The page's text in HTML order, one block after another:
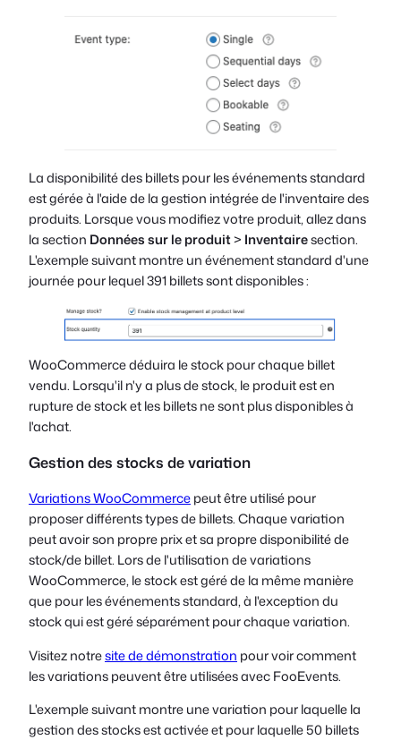
La disponibilité des billets pour les événements standard
est gérée à l'aide de la gestion intégrée de l'inventaire des
produits. Lorsque vous modifiez votre produit, allez dans
la section Données sur le produit> Inventairesection.
L'exemple suivant montre un événement standard d'une
journée pour lequel 391 billets sont disponibles :
WooCommerce déduira le stock pour chaque billet
vendu. Lorsqu'il n'y a plus de stock, le produit est en
rupture de stock et les billets ne sont plus disponibles à
l'achat.
Gestion des stocks de variation
Variations WooCommercepeut être utilisé pour
proposer différents types de billets. Chaque variation
peut avoir son propre prix et sa propre disponibilité de
stock/de billet. Lors de l'utilisation de variations
WooCommerce, le stock est géré de la même manière
que pour les événements standard, à l'exception du
stock qui est géré séparément pour chaque variation.
Visitez notresite de démonstration pour voir comment
les variations peuvent être utilisées avec FooEvents.
L'exemple suivant montre une variation pour laquelle la
gestion des stocks est activée et pour laquelle 50 billets